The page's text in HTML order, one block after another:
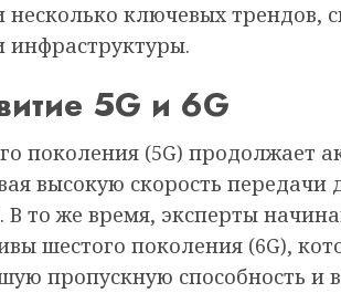
ключевых трендов,
инфраструктуры.
5G и 6G
поколения (5G) продолжает
высокую скорость
В то же время, эксперты
шестого поколения (6G),
пропускную способность и